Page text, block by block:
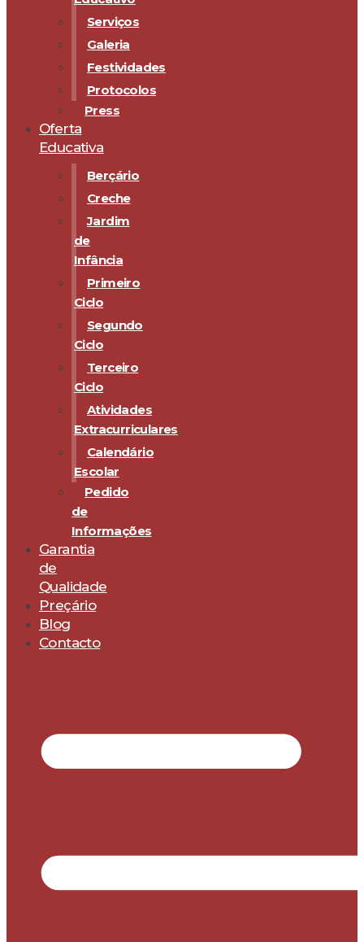
Serviços
Galeria
Festividades
Protocolos
Press
Oferta
Educativa
Berçário
Creche
Jardim
de
Infância
Primeiro
Ciclo
Segundo
Ciclo
Terceiro
Ciclo
Atividades
Extracurriculares
Calendário
Escolar
Pedido
de
Informações
Garantia
de
Qualidade
Preçário
Blog
Contacto